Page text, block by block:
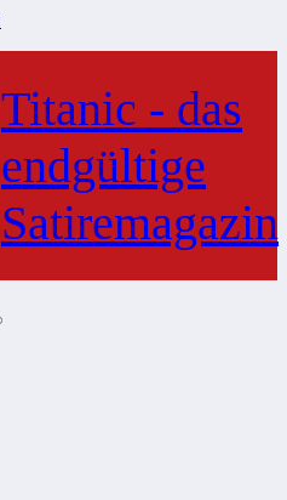
Titanic - das
endgültige
Satiremagazin